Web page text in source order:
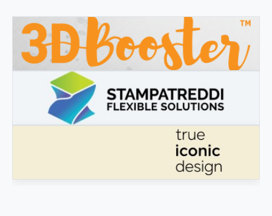
3DBOOSTER
3DBooster - Innovative Produkte für den 3D-Druck